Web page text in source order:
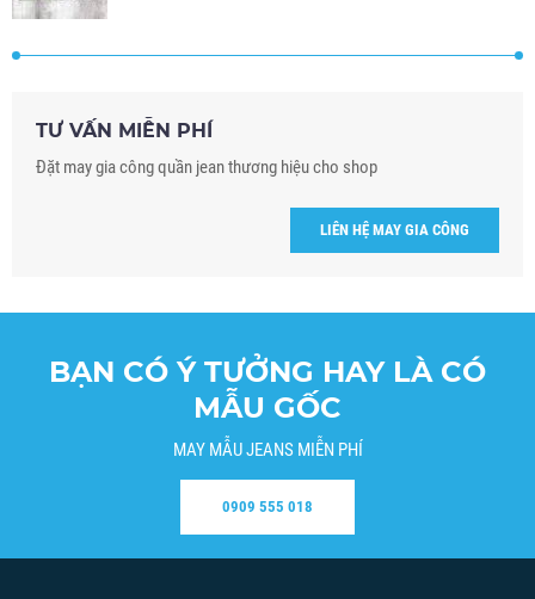
TƯ VẤN MIỄN PHÍ
Đặt may gia công quần jean thương hiệu cho shop
LIÊN HỆ MAY GIA CÔNG
BẠN CÓ Ý TƯỞNG HAY LÀ CÓ
MẪU GỐC
MAY MẪU JEANS MIỄN PHÍ
0909 555 018